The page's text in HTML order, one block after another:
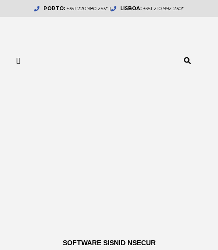
PORTO: +351 220 980 253* | LISBOA:+351 210 992 230*
SOFTWARE SISNID NSECUR